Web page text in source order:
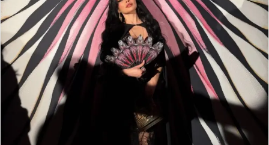
ك
ت
ر
و
ن
ا